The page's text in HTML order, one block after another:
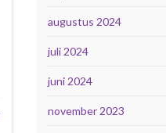
augustus 2024
juli 2024
juni 2024
november 2023